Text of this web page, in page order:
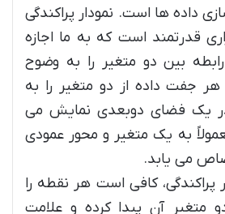
داده ها است. نمودار پراکندگی
قدرتمند است که به ما اجازه
بین دو متغیر را به وضوح
هر جفت داده از دو متغیر را به
یک فضای دوبعدی نمایش می
به یک متغیر و محور عمودی
می یابد.
پراکندگی، کافی است هر نقطه را
متغیر آن پیدا کرده و علامت